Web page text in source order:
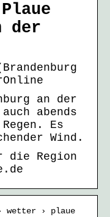
der
an der
abends
Es
Wind.
die Region
wetter › plaue